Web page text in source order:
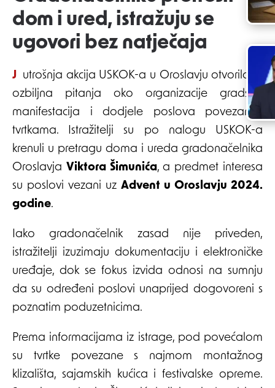
dom i ured, istražuju se
ugovori bez natječaja
Jutrošnja akcija USKOK-a u Oroslavju otvorila je
ozbiljna pitanja oko organizacije gradskih
manifestacija i dodjele poslova povezanim
tvrtkama. Istražitelji su po nalogu USKOK-a
krenuli u pretragu doma i ureda gradonačelnika
Oroslavja Viktora Šimunića, a predmet interesa
su poslovi vezani uz Advent u Oroslavju 2024.
godine.
Iako gradonačelnik zasad nije priveden,
istražitelji izuzimaju dokumentaciju i elektroničke
uređaje, dok se fokus izvida odnosi na sumnju
da su određeni poslovi unaprijed dogovoreni s
poznatim poduzetnicima.
Prema informacijama iz istrage, pod povećalom
su tvrtke povezane s najmom montažnog
klizališta, sajamskih kućica i festivalske opreme.